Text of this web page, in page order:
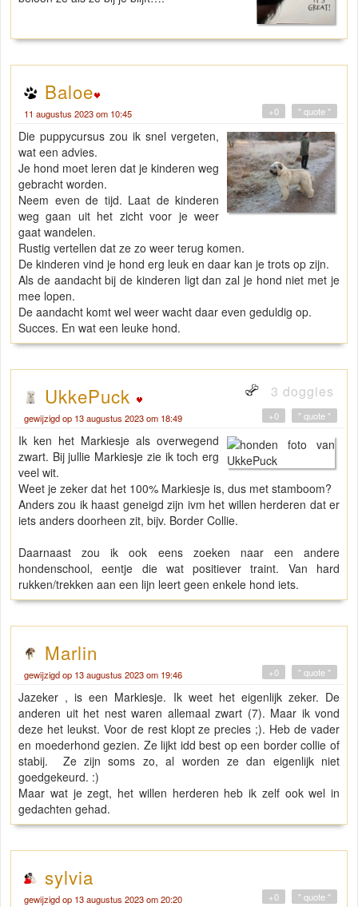
Baloe
11 augustus 2023 om 10:45 " quote "
+0
Die puppycursus zou ik snel vergeten,
wat een advies.
Je hond moet leren dat je kinderen weg
gebracht worden.
Neem even de tijd. Laat de kinderen
weg gaan uit het zicht voor je weer
gaat wandelen.
Rustig vertellen dat ze zo weer terug komen.
De kinderen vind je hond erg leuk en daar kan je trots op zijn.
Als de aandacht bij de kinderen ligt dan zal je hond niet met je
mee lopen.
De aandacht komt wel weer wacht daar even geduldig op.
Succes. En wat een leuke hond.
UkkePuck 3 doggies
gewijzigd op 13 augustus 2023 om 18:49 " quote "
+0
Ik ken het Markiesje als overwegend
zwart. Bij jullie Markiesje zie ik toch erg
veel wit.
Weet je zeker dat het 100% Markiesje is, dus met stamboom?
Anders zou ik haast geneigd zijn ivm het willen herderen dat er
iets anders doorheen zit, bijv. Border Collie.
Daarnaast zou ik ook eens zoeken naar een andere
hondenschool, eentje die wat positiever traint. Van hard
rukken/trekken aan een lijn leert geen enkele hond iets.
Marlin
gewijzigd op 13 augustus 2023 om 19:46 " quote "
+0
Jazeker , is een Markiesje. Ik weet het eigenlijk zeker. De
anderen uit het nest waren allemaal zwart (7). Maar ik vond
deze het leukst. Voor de rest klopt ze precies ;). Heb de vader
en moederhond gezien. Ze lijkt idd best op een border collie of
stabij. Ze zijn soms zo, al worden ze dan eigenlijk niet
goedgekeurd. :)
Maar wat je zegt, het willen herderen heb ik zelf ook wel in
gedachten gehad.
sylvia
gewijzigd op 13 augustus 2023 om 20:20 " quote "
+0